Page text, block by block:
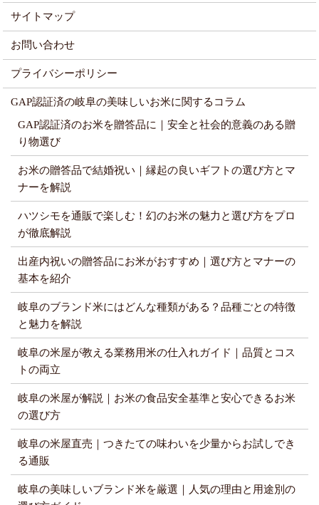
サイトマップ
お問い合わせ
プライバシーポリシー
GAP認証済の岐阜の美味しいお米に関するコラム
GAP認証済のお米を贈答品に｜安全と社会的意義のある贈
り物選び
お米の贈答品で結婚祝い｜縁起の良いギフトの選び方とマ
ナーを解説
ハツシモを通販で楽しむ！幻のお米の魅力と選び方をプロ
が徹底解説
出産内祝いの贈答品にお米がおすすめ｜選び方とマナーの
基本を紹介
岐阜のブランド米にはどんな種類がある？品種ごとの特徴
と魅力を解説
岐阜の米屋が教える業務用米の仕入れガイド｜品質とコス
トの両立
岐阜の米屋が解説｜お米の食品安全基準と安心できるお米
の選び方
岐阜の米屋直売｜つきたての味わいを少量からお試しでき
る通販
岐阜の美味しいブランド米を厳選｜人気の理由と用途別の